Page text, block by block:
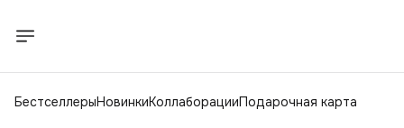
БестселлерыНовинкиКоллаборацииПодарочная карта